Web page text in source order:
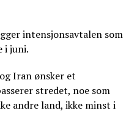
intensjonsavtalen som
i juni.
Iran ønsker et
stredet, noe som
andre land, ikke minst i